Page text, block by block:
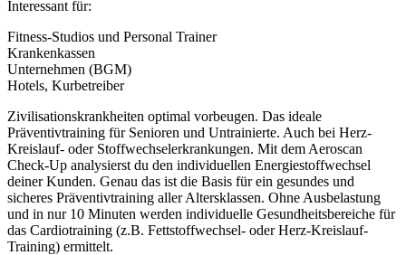
Interessant für:
Fitness-Studios und Personal Trainer
Krankenkassen
Unternehmen (BGM)
Hotels, Kurbetreiber
Zivilisationskrankheiten optimal vorbeugen. Das ideale
Präventivtraining für Senioren und Untrainierte. Auch bei Herz-
Kreislauf- oder Stoffwechselerkrankungen. Mit dem Aeroscan
Check-Up analysierst du den individuellen Energiestoffwechsel
deiner Kunden. Genau das ist die Basis für ein gesundes und
sicheres Präventivtraining aller Altersklassen. Ohne Ausbelastung
und in nur 10 Minuten werden individuelle Gesundheitsbereiche für
das Cardiotraining (z.B. Fettstoffwechsel- oder Herz-Kreislauf-
Training) ermittelt.